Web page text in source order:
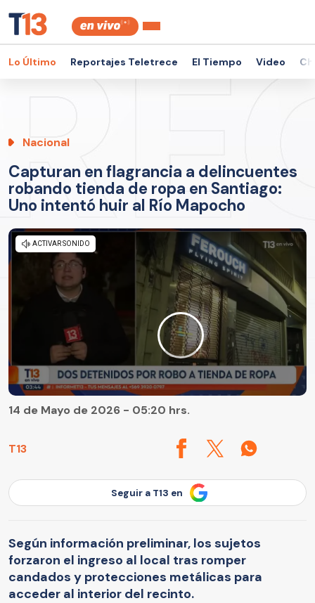
Lo Último Reportajes Teletrece El Tiempo Video
Nacional
Capturan en flagrancia a delincuentes
robando tienda de ropa en Santiago:
Uno intentó huir al Río Mapocho
T13
14 de Mayo de 2026 - 05:20 hrs.
Seguir a T13 en
Según información preliminar, los sujetos
forzaron el ingreso al local tras romper
candados y protecciones metálicas para
acceder al interior del recinto.